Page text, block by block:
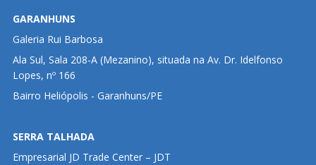
GARANHUNS
Galeria Rui Barbosa
Ala Sul, Sala 208-A (Mezanino), situada na Av. Dr. Idelfonso
Lopes, nº 166
Bairro Heliópolis - Garanhuns/PE
SERRA TALHADA
Empresarial JD Trade Center – JDT